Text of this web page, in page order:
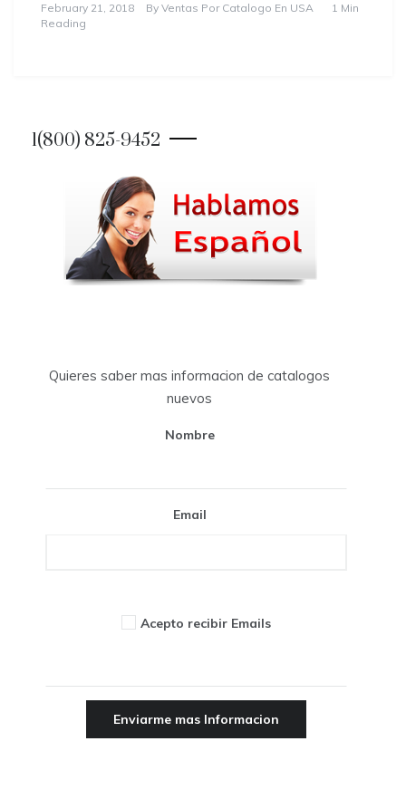
February 21, 2018 By Ventas Por Catalogo En USA
1 Min
Reading
1(800) 825-9452
Quieres saber mas informacion de catalogos
nuevos
Nombre
Email
Acepto recibir Emails